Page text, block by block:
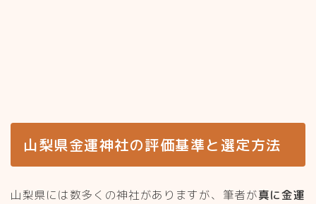
山梨県金運神社の評価基準と選定方法
山梨県には数多くの神社がありますが、筆者が真に金運